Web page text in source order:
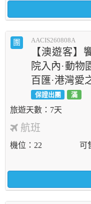
團 AACIS260808A
【澳遊客】
院入內·動物
百匯·港灣愛
保證出團 滿
7天
航班
機位 22 可